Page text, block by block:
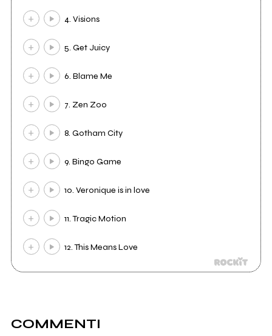
4. Visions
5. Get Juicy
6. Blame Me
7. Zen Zoo
8. Gotham City
9. Bingo Game
10. Veronique is in love
11. Tragic Motion
12. This Means Love
COMMENTI